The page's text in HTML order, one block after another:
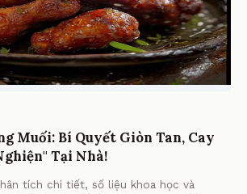
Muối: Bí Quyết Giòn Tan, Cay
Tại Nhà!
tích chi tiết, số liệu khoa học và